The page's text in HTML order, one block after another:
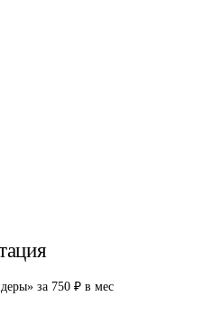
за 750 ₽ в мес